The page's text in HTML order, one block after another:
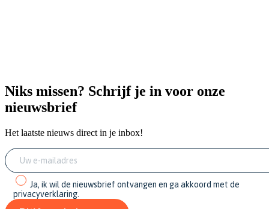
Niks missen? Schrijf je in voor onze
nieuwsbrief
Het laatste nieuws direct in je inbox!
Ja, ik wil de nieuwsbrief ontvangen en ga akkoord met de
privacyverklaring.